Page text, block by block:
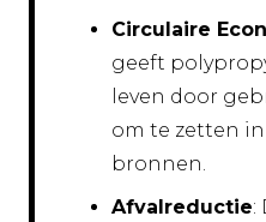
Circulaire
geeft
leven door
om te zetten
bronnen.
Afvalreductie: